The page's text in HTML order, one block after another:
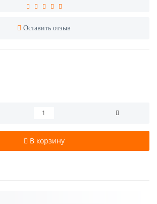
Оставить отзыв
В корзину